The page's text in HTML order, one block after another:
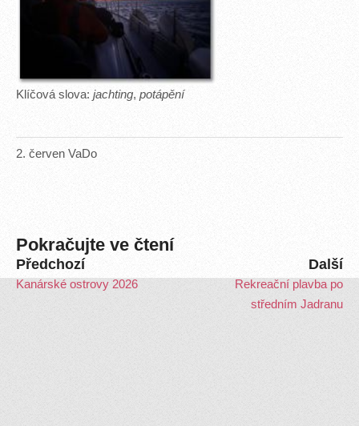
2. červen VaDo
Klíčová slova: jachting, potápění
Pokračujte ve čtení
Další
Rekreační plavba po
středním Jadranu
Předchozí
Kanárské ostrovy 2026